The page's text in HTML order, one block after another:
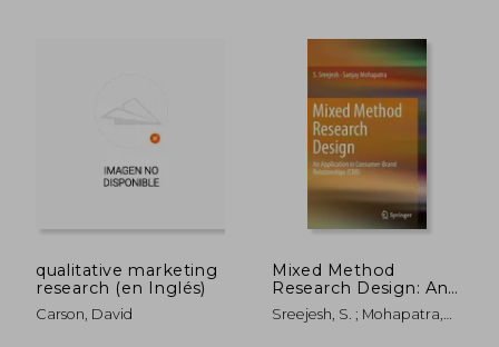
50%
dcto.
qualitative marketing
research (en Inglés)
Carson, David
Mixed Method
Research Design: An
Application in
Consumer-Brand
Sreejesh, S. ; Mohapatra,